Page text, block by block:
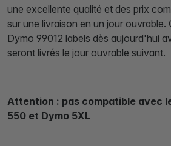
une excellente qualité et des prix
sur une livraison en un jour ouvrable.
Dymo 99012 labels dès aujourd'hui
seront livrés le jour ouvrable suivant.
Attention : pas compatible avec
550 et Dymo 5XL